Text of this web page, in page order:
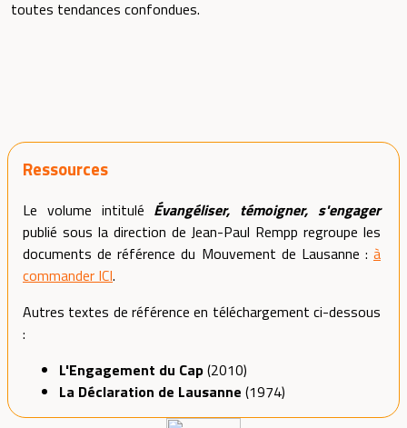
toutes tendances confondues.
Ressources
Le volume intitulé Évangéliser, témoigner, s'engager
publié sous la direction de Jean-Paul Rempp regroupe les
documents de référence du Mouvement de Lausanne : à
commander ICI.
Autres textes de référence en téléchargement ci-dessous
:
L'Engagement du Cap(2010)
La Déclaration de Lausanne (1974)